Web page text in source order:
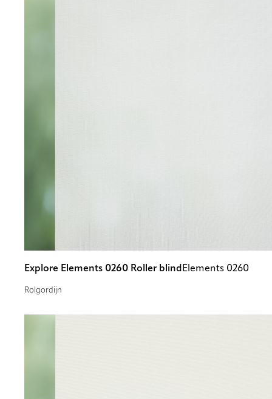
Explore Elements 0260 Roller blind Elements 0260
Rolgordijn